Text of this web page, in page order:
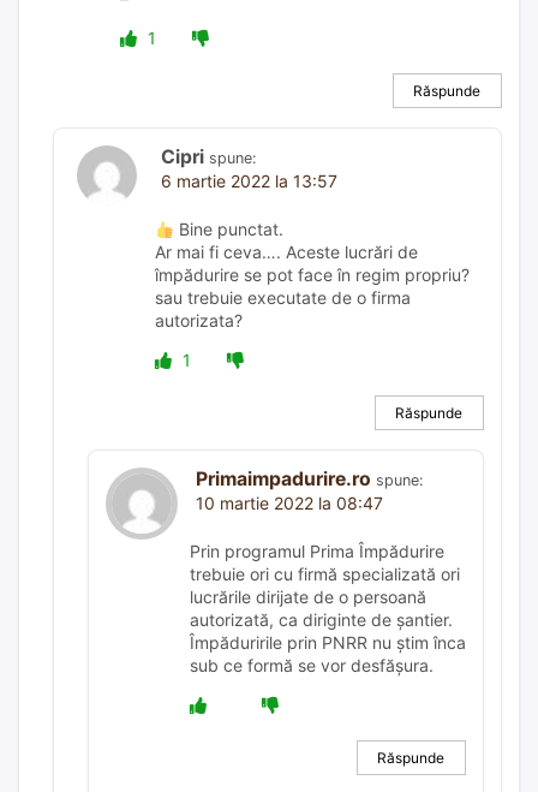
1
Răspunde
Cipri spune:
6 martie 2022 la 13:57
Bine punctat.
Ar mai fi ceva…. Aceste lucrări de
împădurire se pot face în regim propriu?
sau trebuie executate de o firma
autorizata?
1
Răspunde
Primaimpadurire.ro spune:
10 martie 2022 la 08:47
Prin programul Prima Împădurire
trebuie ori cu firmă specializată ori
lucrările dirijate de o persoană
autorizată, ca diriginte de șantier.
Împăduririle prin PNRR nu știm înca
sub ce formă se vor desfășura.
Răspunde